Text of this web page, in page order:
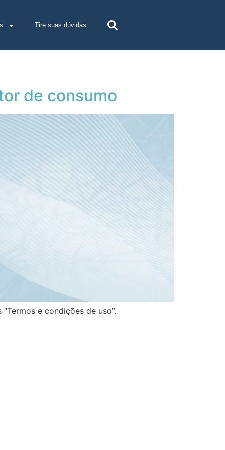
Tire suas dúvidas
de consumo
e condições de uso”.